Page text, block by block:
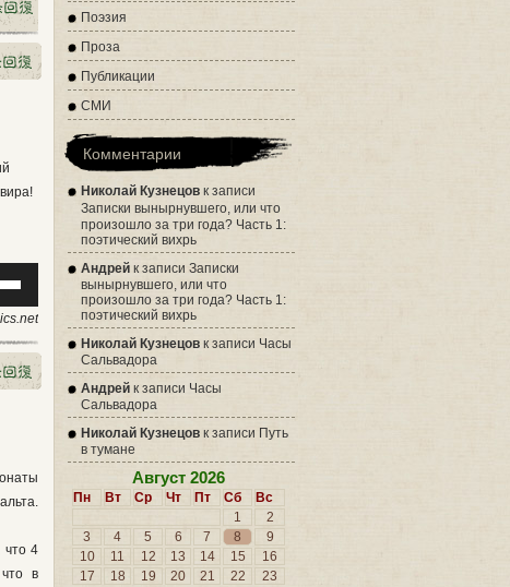
что 4
в
Поэзия
Проза
Публикации
СМИ
Комментарии
Николай Кузнецов к записи
Записки вынырнувшего, или что
произошло за три года? Часть 1:
поэтический вихрь
Андрей к записи Записки
вынырнувшего, или что
произошло за три года? Часть 1:
поэтический вихрь
Николай Кузнецов к записи Часы
Сальвадора
Андрей к записи Часы
Сальвадора
Николай Кузнецов к записи Путь
в тумане
Август 2026
Пн Вт Ср Чт Пт Сб Вс
1
2
3
4 5 6 7 8
9
10
11 12 13 14 15
16
17
18 19 20 21 22
23